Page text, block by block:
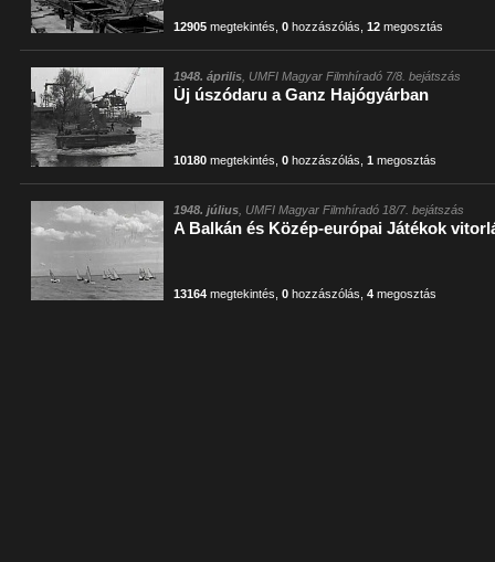
12905 megtekintés ,0 hozzászólás ,12 megosztás
1948. április , UMFI Magyar Filmhíradó 7/8. bejátszás
Új úszódaru a Ganz Hajógyárban
10180 megtekintés ,0 hozzászólás ,1 megosztás
1948. július , UMFI Magyar Filmhíradó 18/7. bejátszás
A Balkán és Közép-európai Játékok
13164 megtekintés ,0 hozzászólás ,4 megosztás